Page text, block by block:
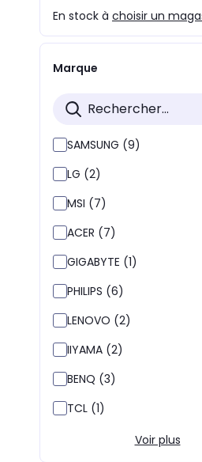
En stock à choisir un
Marque
SAMSUNG (9)
LG (2)
MSI (7)
ACER (7)
GIGABYTE (1)
PHILIPS (6)
LENOVO (2)
IIYAMA (2)
BENQ (3)
TCL (1)
Voir plus